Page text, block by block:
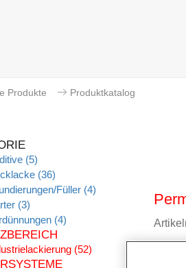
Produkte Produktkatalog
(5)
(36)
Füller (4)
(3)
(4)
(52)